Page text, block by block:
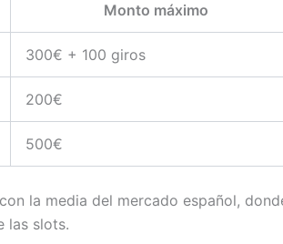
Monto máximo
300€ + 100 giros
200€
500€
la media del mercado español,
las slots.